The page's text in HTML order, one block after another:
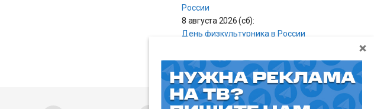
России
8 августа 2026 (сб):
День физкультурника в России